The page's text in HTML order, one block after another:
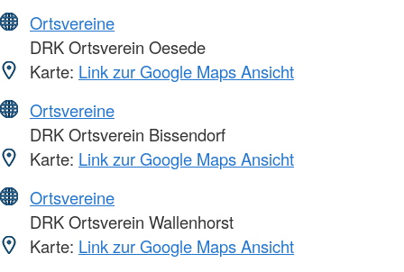
Ortsvereine
DRK Ortsverein Oesede
Karte: Link zur Google Maps Ansicht
Ortsvereine
DRK Ortsverein Bissendorf
Karte: Link zur Google Maps Ansicht
Ortsvereine
DRK Ortsverein Wallenhorst
Karte: Link zur Google Maps Ansicht